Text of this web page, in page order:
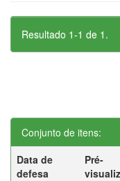
Resultado 1-1 de 1.
Conjunto de itens:
Data de
defesa
Pré-